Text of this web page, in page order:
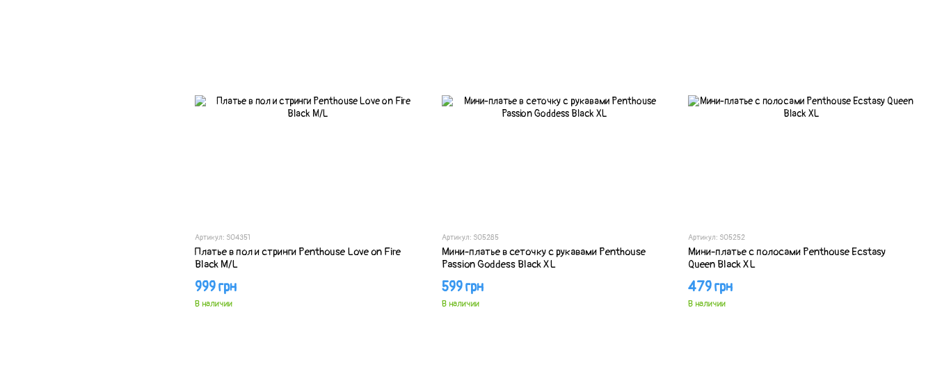
Артикул: SO4351
Платье в пол и стринги Penthouse Love on Fire
Black M/L
999 грн
В наличии
Артикул: SO5285
Мини-платье в сеточку с рукавами Penthouse
Passion Goddess Black XL
599 грн
В наличии
Артикул: SO5252
Мини-платье с полосами Penthouse Ecstasy
Queen Black XL
479 грн
В наличии